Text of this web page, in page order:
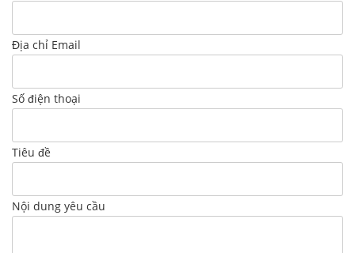
Địa chỉ Email
Số điện thoại
Tiêu đề
Nội dung yêu cầu